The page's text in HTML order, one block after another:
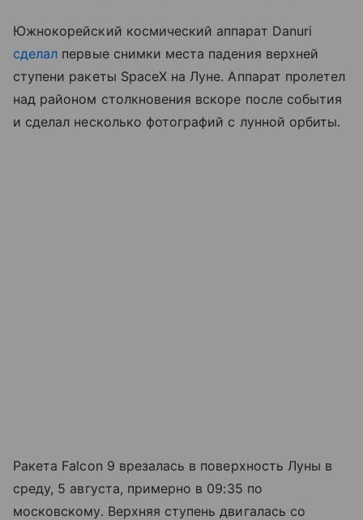
Южнокорейский космический аппарат Danuri
сделал первые снимки места падения верхней
ступени ракеты SpaceX на Луне. Аппарат пролетел
над районом столкновения вскоре после события
и сделал несколько фотографий с лунной орбиты.
Ракета Falcon 9 врезалась в поверхность Луны в
среду, 5 августа, примерно в 09:35 по
московскому. Верхняя ступень двигалась со